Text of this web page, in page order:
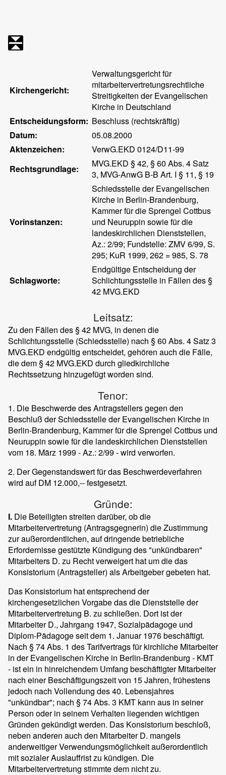
Kirchengericht:
Verwaltungsgericht für
mitarbeitervertretungsrechtliche
Streitigkeiten der Evangelischen
Kirche in Deutschland
Entscheidungsform: Beschluss (rechtskräftig)
Datum:
05.08.2000
Aktenzeichen:
VerwG.EKD 0124/D11-99
Rechtsgrundlage:
MVG.EKD § 42, § 60 Abs. 4 Satz
3, MVG-AnwG B-B Art. I § 11, § 19
Vorinstanzen:
Schiedsstelle der Evangelischen
Kirche in Berlin-Brandenburg,
Kammer für die Sprengel Cottbus
und Neuruppin sowie für die
landeskirchlichen Dienststellen,
Az.: 2/99; Fundstelle: ZMV 6/99, S.
295; KuR 1999, 262 = 985, S. 78
Schlagworte:
Endgültige Entscheidung der
Schlichtungsstelle in Fällen des §
42 MVG.EKD
Leitsatz:
Zu den Fällen des § 42 MVG, in denen die
Schlichtungsstelle (Schiedsstelle) nach § 60 Abs. 4 Satz 3
MVG.EKD endgültig entscheidet, gehören auch die Fälle,
die dem § 42 MVG.EKD durch gliedkirchliche
Rechtssetzung hinzugefügt worden sind.
Tenor:
1. Die Beschwerde des Antragstellers gegen den
Beschluß der Schiedsstelle der Evangelischen Kirche in
Berlin-Brandenburg, Kammer für die Sprengel Cottbus und
Neuruppin sowie für die landeskirchlichen Dienststellen
vom 18. März 1999 - Az.: 2/99 - wird verworfen.
2. Der Gegenstandswert für das Beschwerdeverfahren
wird auf DM 12.000,-- festgesetzt.
Gründe:
I. Die Beteiligten streiten darüber, ob die
Mitarbeitervertretung (Antragsgegnerin) die Zustimmung
zur außerordentlichen, auf dringende betriebliche
Erfordernisse gestützte Kündigung des "unkündbaren"
Mitarbeiters D. zu Recht verweigert hat um die das
Konsistorium (Antragsteller) als Arbeitgeber gebeten hat.
Das Konsistorium hat entsprechend der
kirchengesetzlichen Vorgabe das die Dienststelle der
Mitarbeitervertretung B. zu schließen. Dort ist der
Mitarbeiter D., Jahrgang 1947, Sozialpädagoge und
Diplom-Pädagoge seit dem 1. Januar 1976 beschäftigt.
Nach § 74 Abs. 1 des Tarifvertrags für kirchliche Mitarbeiter
in der Evangelischen Kirche in Berlin-Brandenburg - KMT
- ist ein in hinreichendem Umfang beschäftigter Mitarbeiter
nach einer Beschäftigungszeit von 15 Jahren, frühestens
jedoch nach Vollendung des 40. Lebensjahres
"unkündbar"; nach § 74 Abs. 3 KMT kann aus in seiner
Person oder in seinem Verhalten liegenden wichtigen
Gründen gekündigt werden. Das Konsistorium beschloß,
neben anderen auch den Mitarbeiter D. mangels
anderweitiger Verwendungsmöglichkeit außerordentlich
mit sozialer Auslauffrist zu kündigen. Die
Mitarbeitervertretung stimmte dem nicht zu.